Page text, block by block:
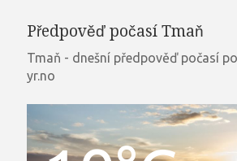
Předpověď počasí Tmaň
Tmaň - dnešní předpověď počasí
yr.no